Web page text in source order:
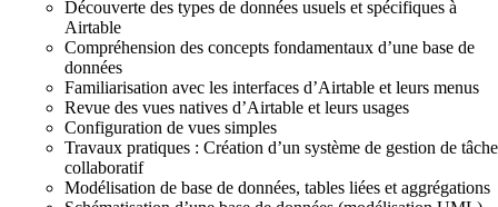
Découverte des types de données usuels et spécifiques à
Airtable
Compréhension des concepts fondamentaux d’une base de
données
Familiarisation avec les interfaces d’Airtable et leurs menus
Revue des vues natives d’Airtable et leurs usages
Configuration de vues simples
Travaux pratiques : Création d’un système de gestion de
collaboratif
Modélisation de base de données, tables liées et aggrégations